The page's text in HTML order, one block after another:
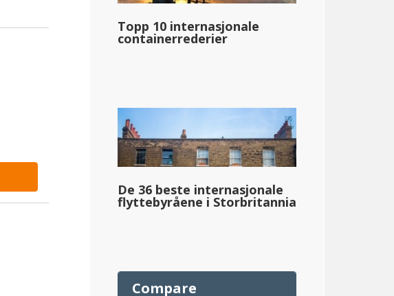
Topp 10 internasjonale
containerrederier
De 36 beste internasjonale
flyttebyråene i Storbritannia